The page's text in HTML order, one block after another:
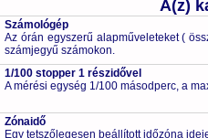
A(z)
Számológép
Az órán egyszerű alapműveleteket (
számjegyű számokon.
1/100 stopper 1 részidővel
A mérési egység 1/100 másodperc, a
Zónaidő
Egy tetszőlegesen beállított időzóna